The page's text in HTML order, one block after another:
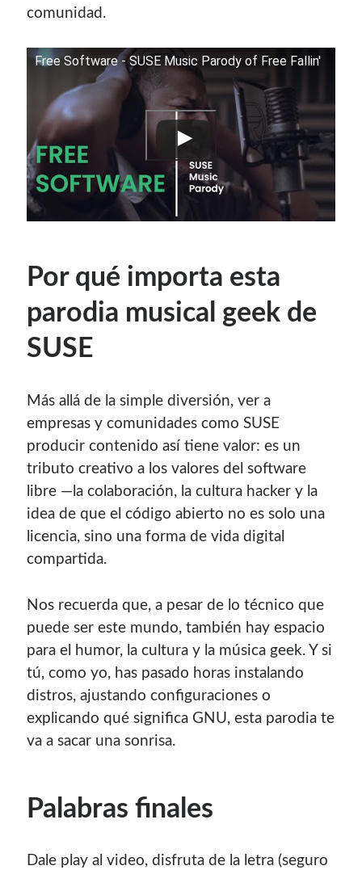
comunidad.
Free Software - SUSE Music Parody of Free Fallin'
Por qué importa esta
parodia musical geek de
SUSE
Más allá de la simple diversión, ver a
empresas y comunidades como SUSE
producir contenido así tiene valor: es un
tributo creativo a los valores del software
libre —la colaboración, la cultura hacker y la
idea de que el código abierto no es solo una
licencia, sino una forma de vida digital
compartida.
Nos recuerda que, a pesar de lo técnico que
puede ser este mundo, también hay espacio
para el humor, la cultura y la música geek. Y si
tú, como yo, has pasado horas instalando
distros, ajustando configuraciones o
explicando qué significa GNU, esta parodia te
va a sacar una sonrisa.
Palabras finales
Dale play al video, disfruta de la letra (seguro